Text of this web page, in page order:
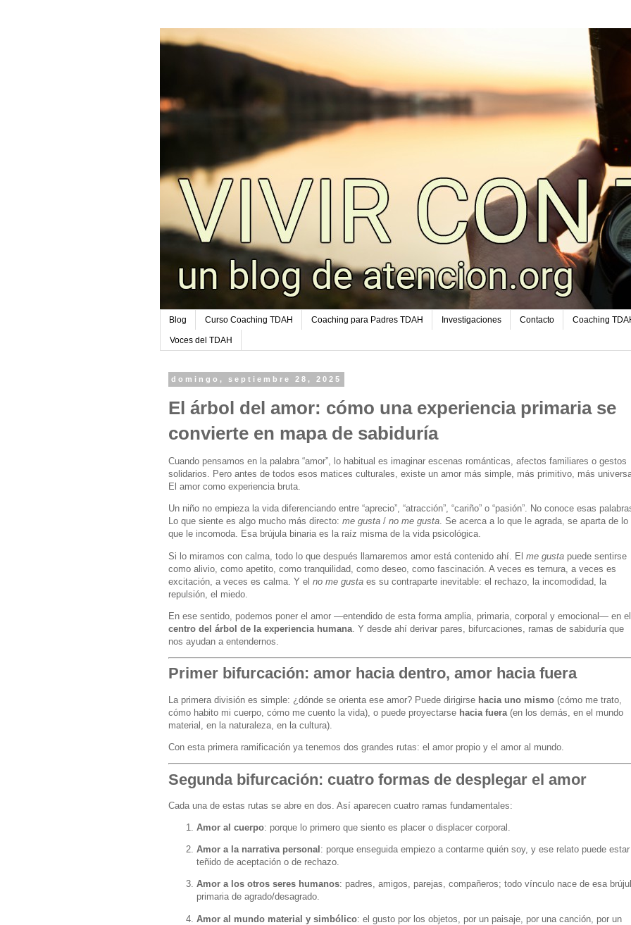
Blog Curso Coaching TDAH Coaching para Padres TDAH Investigaciones Contacto Coaching
Voces del TDAH
domingo, septiembre 28, 2025
El árbol del amor: cómo una experiencia primaria se
convierte en mapa de sabiduría
Cuando pensamos en la palabra “amor”, lo habitual es imaginar escenas románticas, afectos familiares o gestos
solidarios. Pero antes de todos esos matices culturales, existe un amor más simple, más primitivo, más
El amor como experiencia bruta.
Un niño no empieza la vida diferenciando entre “aprecio”, “atracción”, “cariño” o “pasión”. No conoce esas
Lo que siente es algo mucho más directo: me gusta/ no me gusta. Se acerca a lo que le agrada, se aparta de lo
que le incomoda. Esa brújula binaria es la raíz misma de la vida psicológica.
Si lo miramos con calma, todo lo que después llamaremos amor está contenido ahí. El me gustapuede sentirse
como alivio, como apetito, como tranquilidad, como deseo, como fascinación. A veces es ternura, a veces es
excitación, a veces es calma. Y el no me gustaes su contraparte inevitable: el rechazo, la incomodidad, la
repulsión, el miedo.
En ese sentido, podemos poner el amor —entendido de esta forma amplia, primaria, corporal y emocional— en el
centro del árbol de la experiencia humana. Y desde ahí derivar pares, bifurcaciones, ramas de sabiduría que
nos ayudan a entendernos.
Primer bifurcación: amor hacia dentro, amor hacia fuera
La primera división es simple: ¿dónde se orienta ese amor? Puede dirigirse hacia uno mismo(cómo me trato,
cómo habito mi cuerpo, cómo me cuento la vida), o puede proyectarse hacia fuera(en los demás, en el mundo
material, en la naturaleza, en la cultura).
Con esta primera ramificación ya tenemos dos grandes rutas: el amor propio y el amor al mundo.
Segunda bifurcación: cuatro formas de desplegar el amor
Cada una de estas rutas se abre en dos. Así aparecen cuatro ramas fundamentales:
Amor al cuerpo: porque lo primero que siento es placer o displacer corporal.
Amor a la narrativa personal : porque enseguida empiezo a contarme quién soy, y ese relato puede estar
teñido de aceptación o de rechazo.
Amor a los otros seres humanos: padres, amigos, parejas, compañeros; todo vínculo nace de esa
primaria de agrado/desagrado.
Amor al mundo material y simbólico: el gusto por los objetos, por un paisaje, por una canción, por un